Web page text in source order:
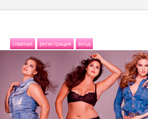
главная регистрация вход